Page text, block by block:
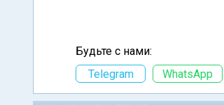
Будьте с нами:
Telegram
WhatsApp